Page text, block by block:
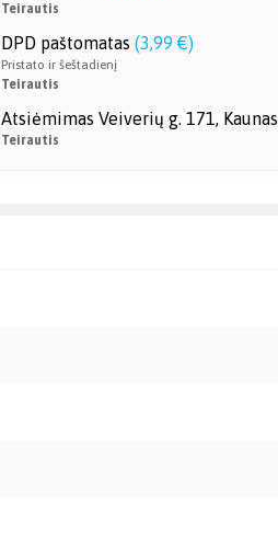
Teirautis
DPD paštomatas (3,99 €)
Pristato ir šeštadienį
Teirautis
Atsiėmimas Veiverių g. 171, Kaunas
Teirautis